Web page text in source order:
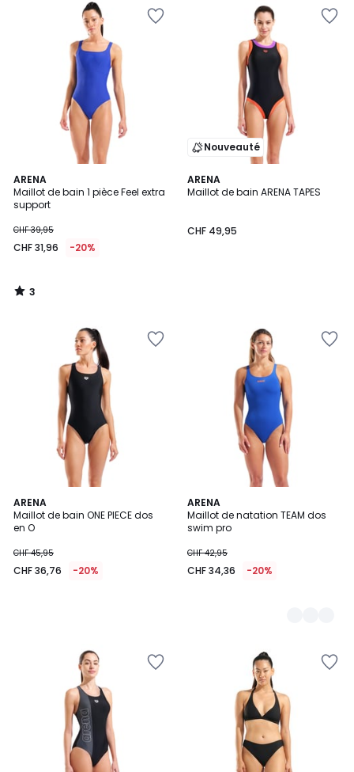
ARENA
Maillot de bain 1 pièce Feel extra
support
CHF 39,95
CHF 31,96 -20%
3
/
5
3
/
Nouveauté
ARENA
Maillot de bain ARENA TAPES
CHF 49,95
ARENA
Maillot de bain ONE PIECE dos
en O
CHF 45,95
CHF 36,76 -20%
ARENA
Maillot de natation TEAM dos
swim pro
CHF 42,95
CHF 34,36 -20%
2
Couleurs